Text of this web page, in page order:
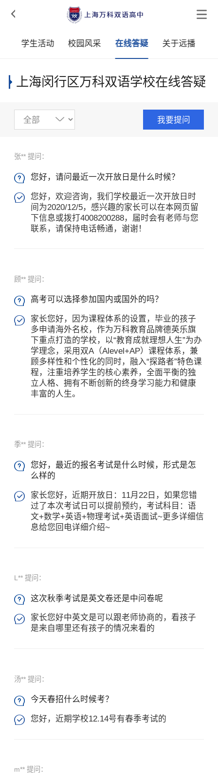

学生活动 校园风采 在线答疑 关于远播
上海闵行区万科双语学校在线答疑
我要提问
张** 提问：
 您好，请问最近一次开放日是什么时候？

您好，欢迎咨询，我们学校最近一次开放日时
间为2020/12/5，感兴趣的家长可以在本网页留
下信息或拨打4008200288，届时会有老师与您
联系，请保持电话畅通，谢谢！
顾** 提问：
 高考可以选择参加国内或国外的吗？

家长您好，因为课程体系的设置，毕业的孩子
多申请海外名校，作为万科教育品牌德英乐旗
下重点打造的学校，以“教育成就理想人生”为办
学理念，采用双A（Alevel+AP）课程体系，兼
顾多样性和个性化的同时，融入“探路者”特色课
程，注重培养学生的核心素养，全面平衡的独
立人格、拥有不断创新的终身学习能力和健康
丰富的人生。
季** 提问：

您好，最近的报名考试是什么时候，形式是怎
么样的

家长您好，近期开放日：11月22日，如果您错
过了本次考试日可以提前预约，考试科目：语
文+数学+英语+物理考试+英语面试~更多详细信
息给您回电详细介绍~
L** 提问：
 这次秋季考试是英文卷还是中问卷呢

家长您好中英文是可以跟老师协商的，看孩子
是来自哪里还有孩子的情况来看的
汤** 提问：
 今天春招什么时候考？
 您好，近期学校12.14号有春季考试的
m** 提问：